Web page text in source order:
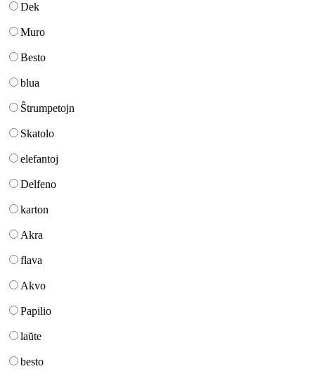
Dek
Muro
Besto
blua
Ŝtrumpetojn
Skatolo
elefantoj
Delfeno
karton
Akra
flava
Akvo
Papilio
laŭte
besto